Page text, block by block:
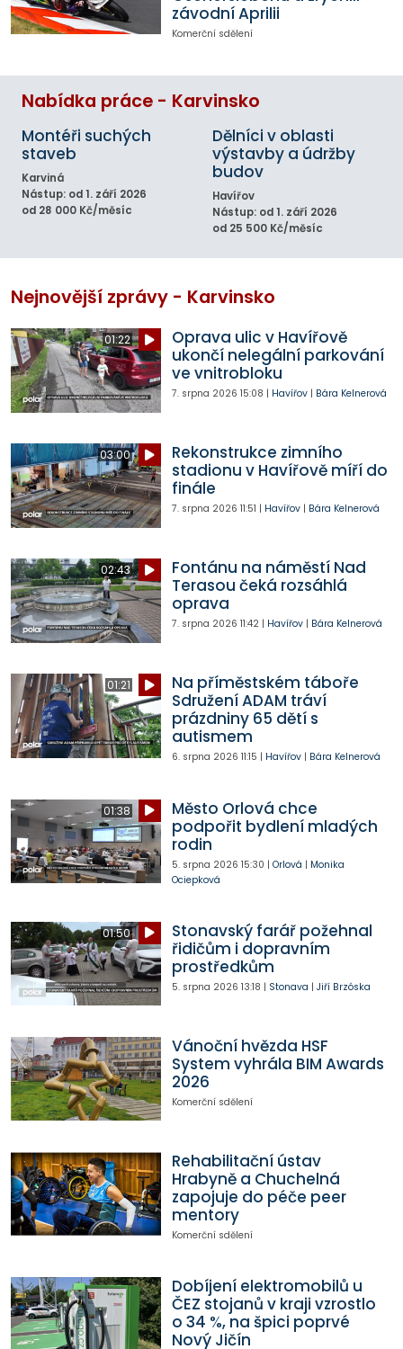
závodní Aprilii
Komerční sdělení
Nabídka práce - Karvinsko
Montéři suchých
staveb
Karviná
Nástup: od 1. září 2026
od 28 000 Kč/měsíc
Dělníci v oblasti
výstavby a údržby
budov
Havířov
Nástup: od 1. září 2026
od 25 500 Kč/měsíc
Nejnovější zprávy - Karvinsko
01:22
Oprava ulic v Havířově
ukončí nelegální parkování
ve vnitrobloku
7. srpna 2026 15:08 | Havířov| Bára Kelnerová
03:00
Rekonstrukce zimního
stadionu v Havířově míří do
finále
7. srpna 2026 11:51 | Havířov| Bára Kelnerová
02:43
Fontánu na náměstí Nad
Terasou čeká rozsáhlá
oprava
7. srpna 2026 11:42| Havířov| Bára Kelnerová
01:21
Na příměstském táboře
Sdružení ADAM tráví
prázdniny 65 dětí s
autismem
6. srpna 2026 11:15 | Havířov| Bára Kelnerová
01:38
Město Orlová chce
podpořit bydlení mladých
rodin
5. srpna 2026 15:30 | Orlová | Monika
Ociepková
01:50
Stonavský farář požehnal
řidičům i dopravním
prostředkům
5. srpna 2026 13:18 | Stonava | Jiří Brzóska
Vánoční hvězda HSF
System vyhrála BIM Awards
2026
Komerční sdělení
Rehabilitační ústav
Hrabyně a Chuchelná
zapojuje do péče peer
mentory
Komerční sdělení
Dobíjení elektromobilů u
ČEZ stojanů v kraji vzrostlo
o 34 %, na špici poprvé
Nový Jičín